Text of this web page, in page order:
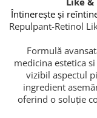
Întinerește și
Repulpant-Retinol
Formulă
medicina estetica
vizibil aspectul
ingredient
oferind o soluție